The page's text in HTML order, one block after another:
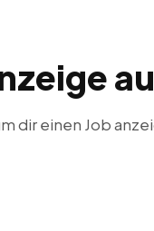
dir einen Job